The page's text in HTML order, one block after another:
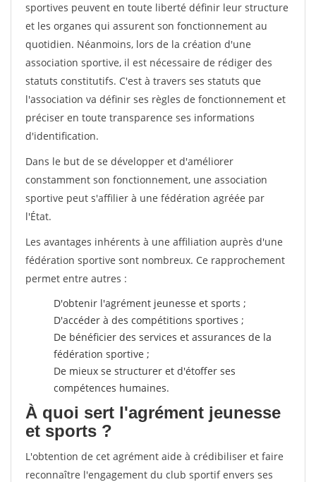
sportives peuvent en toute liberté définir leur structure
et les organes qui assurent son fonctionnement au
quotidien. Néanmoins, lors de la création d'une
association sportive, il est nécessaire de rédiger des
statuts constitutifs. C'est à travers ses statuts que
l'association va définir ses règles de fonctionnement et
préciser en toute transparence ses informations
d'identification.
Dans le but de se développer et d'améliorer
constamment son fonctionnement, une association
sportive peut s'affilier à une fédération agréée par
l'État.
Les avantages inhérents à une affiliation auprès d'une
fédération sportive sont nombreux. Ce rapprochement
permet entre autres :
D'obtenir l'agrément jeunesse et sports ;
D'accéder à des compétitions sportives ;
De bénéficier des services et assurances de la
fédération sportive ;
De mieux se structurer et d'étoffer ses
compétences humaines.
À quoi sert l'agrément jeunesse
et sports ?
L'obtention de cet agrément aide à crédibiliser et faire
reconnaître l'engagement du club sportif envers ses